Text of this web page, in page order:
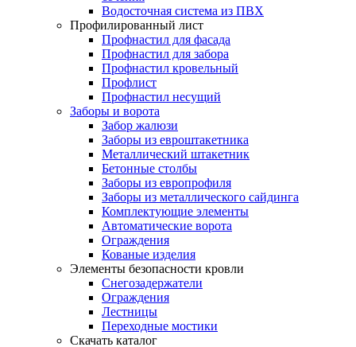
Водосточная система из ПВХ
Профилированный лист
Профнастил для фасада
Профнастил для забора
Профнастил кровельный
Профлист
Профнастил несущий
Заборы и ворота
Забор жалюзи
Заборы из евроштакетника
Металлический штакетник
Бетонные столбы
Заборы из европрофиля
Заборы из металлического сайдинга
Комплектующие элементы
Автоматические ворота
Ограждения
Кованые изделия
Элементы безопасности кровли
Снегозадержатели
Ограждения
Лестницы
Переходные мостики
Скачать каталог